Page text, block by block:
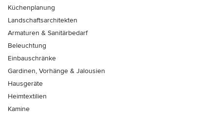
Küchenplanung
Landschaftsarchitekten
Armaturen & Sanitärbedarf
Beleuchtung
Einbauschränke
Gardinen, Vorhänge & Jalousien
Hausgeräte
Heimtextilien
Kamine